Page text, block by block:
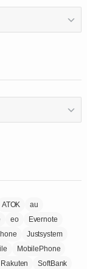
ATOK
au
eo
Evernote
Justsystem
MobilePhone
Rakuten SoftBank